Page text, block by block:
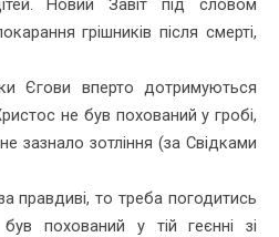
Новий Завіт під словом
грішників після смерті,
Єгови вперто дотримуються
не був похований у гробі,
зазнало зотління (за Свідками
правдиві, то треба погодитись
похований у тій геєнні зі